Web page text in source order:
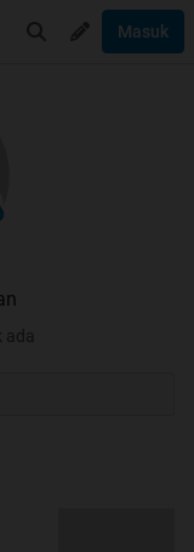
Masuk
ada